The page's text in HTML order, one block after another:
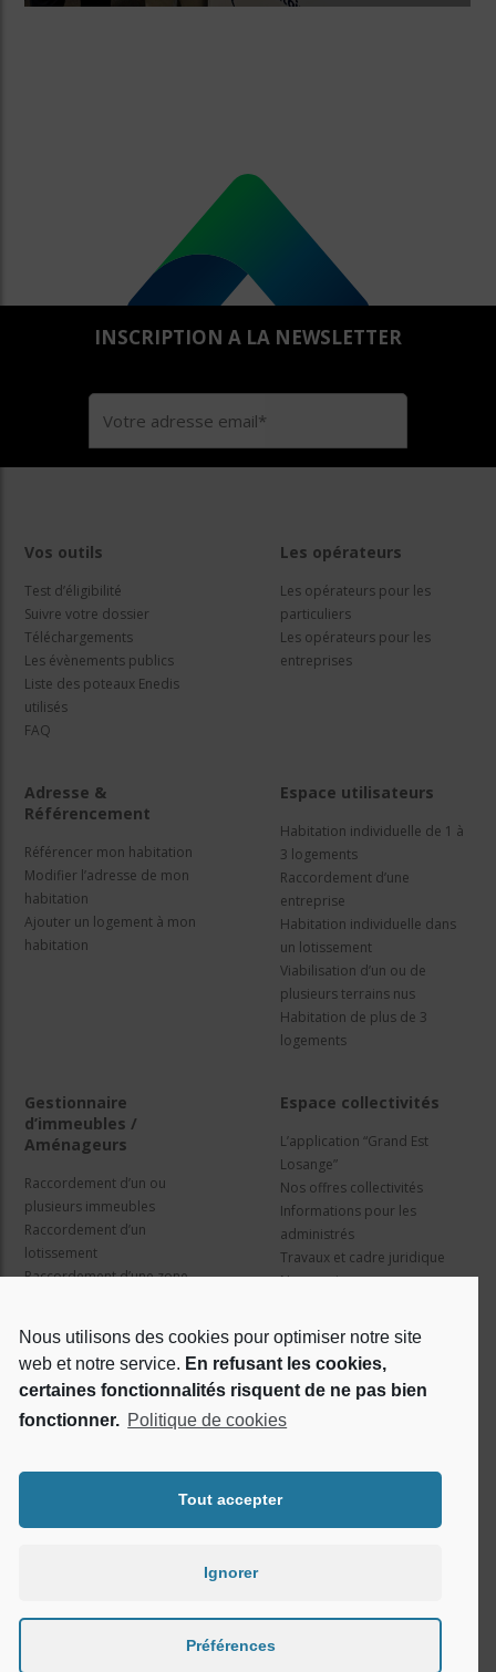
Nous utilisons des cookies pour optimiser notre site
web et notre service. En refusant les cookies,
certaines fonctionnalités risquent de ne pas bien
fonctionner. Politique de cookies
Tout accepter
Ignorer
Préférences
INSCRIPTION A LA NEWSLETTER
Vos outils
Test d’éligibilité
Suivre votre dossier
Téléchargements
Les évènements publics
Liste des poteaux Enedis
utilisés
FAQ
Les opérateurs
Les opérateurs pour les
particuliers
Les opérateurs pour les
entreprises
Adresse &
Référencement
Référencer mon habitation
Modifier l’adresse de mon
habitation
Ajouter un logement à mon
habitation
Espace utilisateurs
Habitation individuelle de 1 à
3 logements
Raccordement d’une
entreprise
Habitation individuelle dans
un lotissement
Viabilisation d’un ou de
plusieurs terrains nus
Habitation de plus de 3
logements
Gestionnaire
d’immeubles /
Aménageurs
Raccordement d’un ou
plusieurs immeubles
Raccordement d’un
lotissement
Raccordement d’une zone
Espace collectivités
L’application “Grand Est
Losange”
Nos offres collectivités
Informations pour les
administrés
Travaux et cadre juridique
Nos services
Qui sommes nous ?
Le projet Losange
Réseaux sociaux